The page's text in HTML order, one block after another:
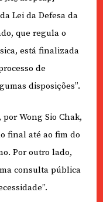
Lei da Defesa da
que regula o
está finalizada
de
disposições”.
Wong Sio Chak,
final até ao fim do
Por outro lado,
consulta pública